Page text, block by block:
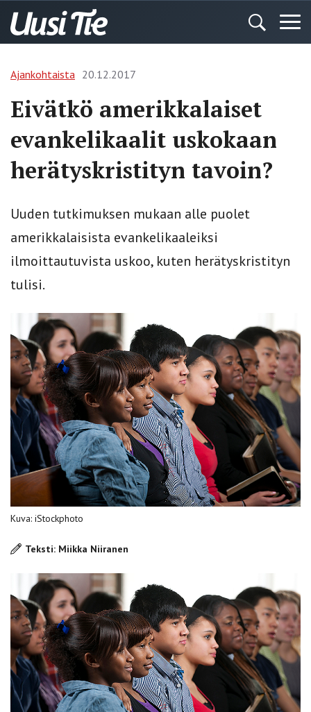
Ajankohtaista 20.12.2017
Eivätkö amerikkalaiset
evankelikaalit uskokaan
herätyskristityn tavoin?
Uuden tutkimuksen mukaan alle puolet
amerikkalaisista evankelikaaleiksi
ilmoittautuvista uskoo, kuten herätyskristityn
tulisi.
Kuva: iStockphoto
Teksti: Miikka Niiranen